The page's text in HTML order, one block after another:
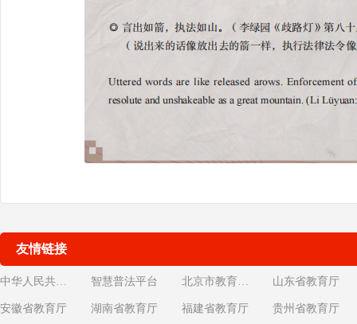
友情链接
中华人民共和国教育部 智慧普法平台 北京市教育委员会 山东省教育厅
安徽省教育厅 湖南省教育厅 福建省教育厅 贵州省教育厅